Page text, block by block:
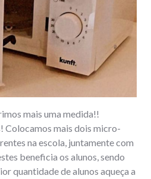
mais uma medida!!
Colocamos mais dois micro-
na escola, juntamente com
beneficia os alunos, sendo
quantidade de alunos aqueça a